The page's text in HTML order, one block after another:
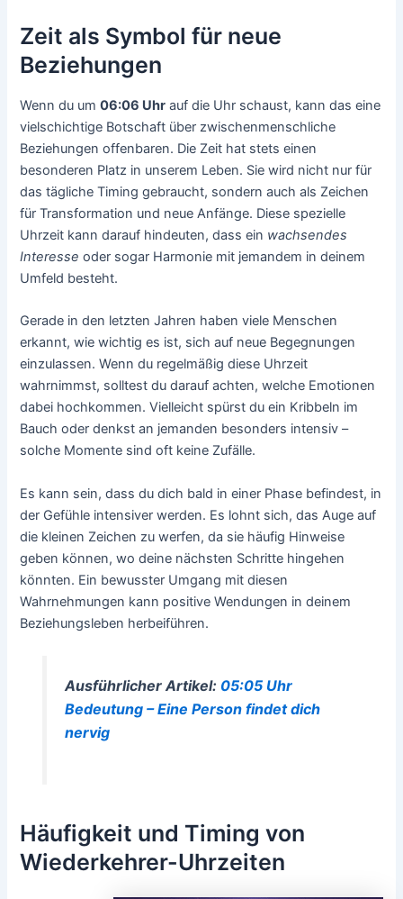
Zeit als Symbol für neue
Beziehungen
Wenn du um06:06 Uhr auf die Uhr schaust, kann das eine
vielschichtige Botschaft über zwischenmenschliche
Beziehungen offenbaren. Die Zeit hat stets einen
besonderen Platz in unserem Leben. Sie wird nicht nur für
das tägliche Timing gebraucht, sondern auch als Zeichen
für Transformation und neue Anfänge. Diese spezielle
Uhrzeit kann darauf hindeuten, dass ein wachsendes
Interesse oder sogar Harmonie mit jemandem in deinem
Umfeld besteht.
Gerade in den letzten Jahren haben viele Menschen
erkannt, wie wichtig es ist, sich auf neue Begegnungen
einzulassen. Wenn du regelmäßig diese Uhrzeit
wahrnimmst, solltest du darauf achten, welche Emotionen
dabei hochkommen. Vielleicht spürst du ein Kribbeln im
Bauch oder denkst an jemanden besonders intensiv –
solche Momente sind oft keine Zufälle.
Es kann sein, dass du dich bald in einer Phase befindest, in
der Gefühle intensiver werden. Es lohnt sich, das Auge auf
die kleinen Zeichen zu werfen, da sie häufig Hinweise
geben können, wo deine nächsten Schritte hingehen
könnten. Ein bewusster Umgang mit diesen
Wahrnehmungen kann positive Wendungen in deinem
Beziehungsleben herbeiführen.
Ausführlicher Artikel: 05:05 Uhr
Bedeutung – Eine Person findet dich
nervig
Häufigkeit und Timing von
Wiederkehrer-Uhrzeiten